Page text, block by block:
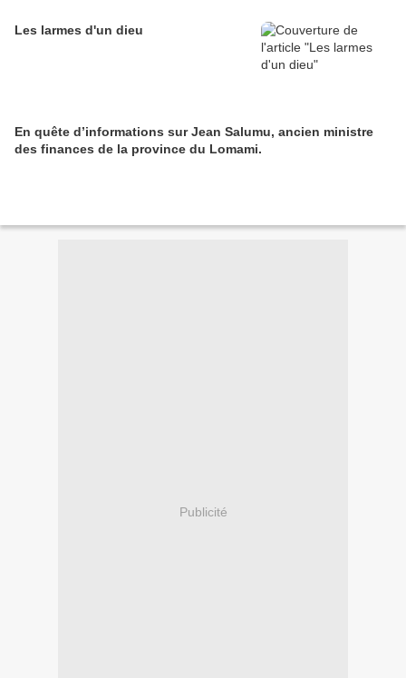
Les larmes d'un dieu
En quête d’informations sur Jean Salumu, ancien ministre
des finances de la province du Lomami.
Publicité